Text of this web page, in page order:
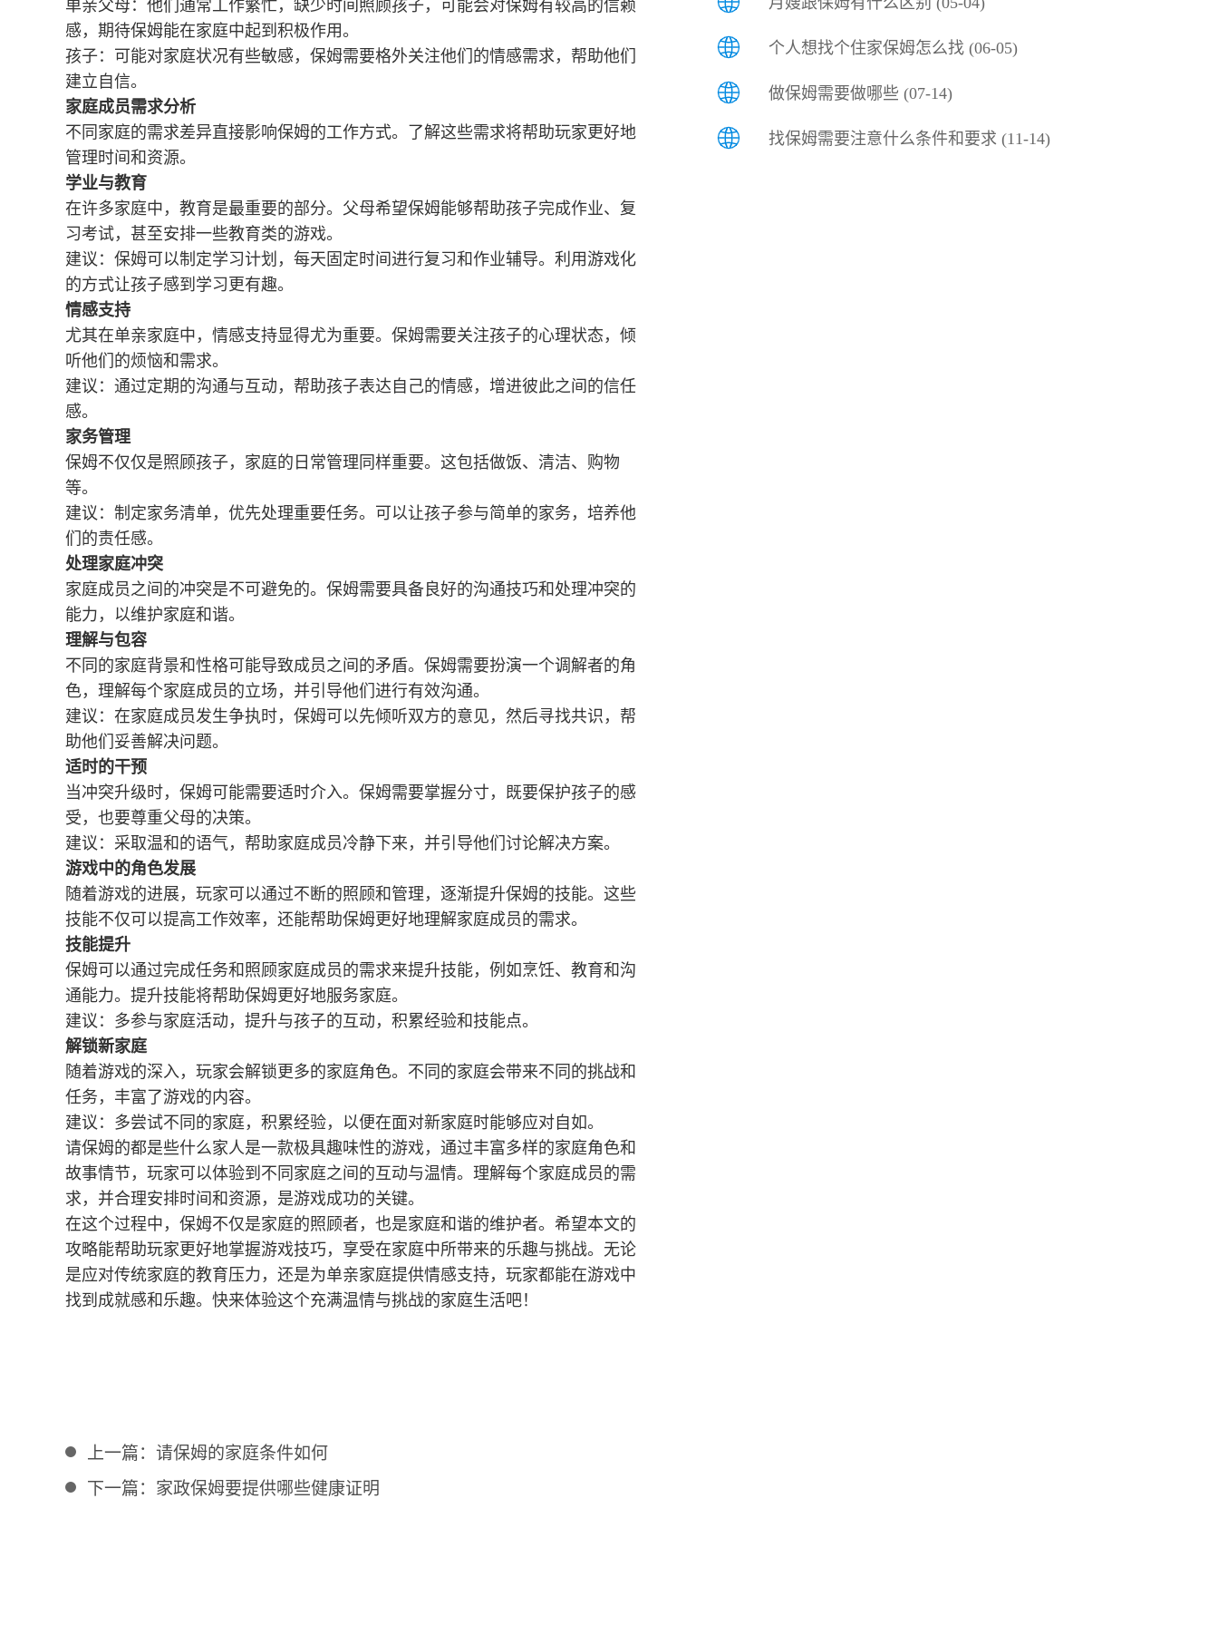
单亲父母：他们通常工作繁忙，缺少时间照顾孩子，可能会对保姆有较高的信赖
感，期待保姆能在家庭中起到积极作用。
孩子：可能对家庭状况有些敏感，保姆需要格外关注他们的情感需求，帮助他们
建立自信。
家庭成员需求分析
不同家庭的需求差异直接影响保姆的工作方式。了解这些需求将帮助玩家更好地
管理时间和资源。
学业与教育
在许多家庭中，教育是最重要的部分。父母希望保姆能够帮助孩子完成作业、复
习考试，甚至安排一些教育类的游戏。
建议：保姆可以制定学习计划，每天固定时间进行复习和作业辅导。利用游戏化
的方式让孩子感到学习更有趣。
情感支持
尤其在单亲家庭中，情感支持显得尤为重要。保姆需要关注孩子的心理状态，倾
听他们的烦恼和需求。
建议：通过定期的沟通与互动，帮助孩子表达自己的情感，增进彼此之间的信任
感。
家务管理
保姆不仅仅是照顾孩子，家庭的日常管理同样重要。这包括做饭、清洁、购物
等。
建议：制定家务清单，优先处理重要任务。可以让孩子参与简单的家务，培养他
们的责任感。
处理家庭冲突
家庭成员之间的冲突是不可避免的。保姆需要具备良好的沟通技巧和处理冲突的
能力，以维护家庭和谐。
理解与包容
不同的家庭背景和性格可能导致成员之间的矛盾。保姆需要扮演一个调解者的角
色，理解每个家庭成员的立场，并引导他们进行有效沟通。
建议：在家庭成员发生争执时，保姆可以先倾听双方的意见，然后寻找共识，帮
助他们妥善解决问题。
适时的干预
当冲突升级时，保姆可能需要适时介入。保姆需要掌握分寸，既要保护孩子的感
受，也要尊重父母的决策。
建议：采取温和的语气，帮助家庭成员冷静下来，并引导他们讨论解决方案。
游戏中的角色发展
随着游戏的进展，玩家可以通过不断的照顾和管理，逐渐提升保姆的技能。这些
技能不仅可以提高工作效率，还能帮助保姆更好地理解家庭成员的需求。
技能提升
保姆可以通过完成任务和照顾家庭成员的需求来提升技能，例如烹饪、教育和沟
通能力。提升技能将帮助保姆更好地服务家庭。
建议：多参与家庭活动，提升与孩子的互动，积累经验和技能点。
解锁新家庭
随着游戏的深入，玩家会解锁更多的家庭角色。不同的家庭会带来不同的挑战和
任务，丰富了游戏的内容。
建议：多尝试不同的家庭，积累经验，以便在面对新家庭时能够应对自如。
请保姆的都是些什么家人是一款极具趣味性的游戏，通过丰富多样的家庭角色和
故事情节，玩家可以体验到不同家庭之间的互动与温情。理解每个家庭成员的需
求，并合理安排时间和资源，是游戏成功的关键。
在这个过程中，保姆不仅是家庭的照顾者，也是家庭和谐的维护者。希望本文的
攻略能帮助玩家更好地掌握游戏技巧，享受在家庭中所带来的乐趣与挑战。无论
是应对传统家庭的教育压力，还是为单亲家庭提供情感支持，玩家都能在游戏中
找到成就感和乐趣。快来体验这个充满温情与挑战的家庭生活吧！
上一篇： 请保姆的家庭条件如何
下一篇： 家政保姆要提供哪些健康证明
个人想找个住家保姆怎么找 (06-05)
做保姆需要做哪些 (07-14)
找保姆需要注意什么条件和要求 (11-14)